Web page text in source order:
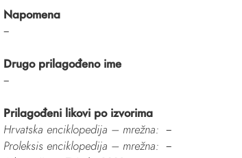
Napomena
–
Drugo prilagođeno ime
–
Prilagođeni likovi po izvorima
Hrvatska enciklopedija – mrežna:
–
Proleksis enciklopedija – mrežna: –